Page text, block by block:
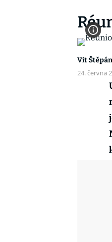
Vít
24. června